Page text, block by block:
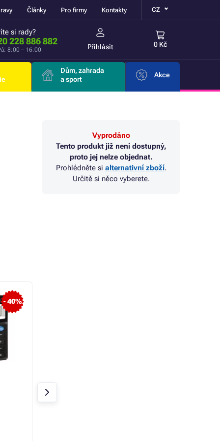
Články Pro firmy Kontakty CZ
si rady?
228 886 882
8:00 – 16:00 Přihlásit 0 Kč
Dům, zahrada
a sport
Akce
Vyprodáno
Tento produkt již není dostupný,
proto jej nelze objednat.
Prohlédněte si alternativní zboží.
Určitě si něco vyberete.
- 40%
120 D Plus, černá,
stolní, dvanáctimístná